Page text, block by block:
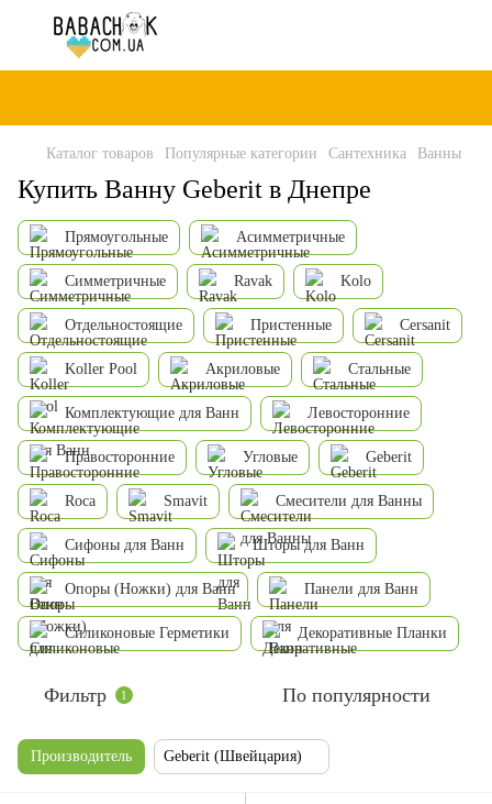
Каталог товаров Популярные категории Сантехника Ванны
Купить Ванну Geberit в Днепре
Прямоугольные Асимметричные
Симметричные Ravak Kolo
Отдельностоящие Пристенные Cersanit
Koller Pool Акриловые Стальные
Комплектующие для Ванн Левосторонние
Правосторонние Угловые Geberit
Roca Smavit Смесители для Ванны
Сифоны для Ванн Шторы для Ванн
Опоры (Ножки) для Ванн Панели для Ванн
Силиконовые Герметики Декоративные Планки
Фильтр 1 По популярности
Производитель Geberit (Швейцария)